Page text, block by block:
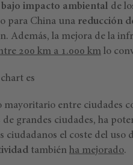
bajo impacto ambiental de
para China una reducción
Además, la mejora de la
200 km a 1.000 km lo
mayoritario entre ciudades
de grandes ciudades, ha
ciudadanos el coste del uso
también ha mejorado.